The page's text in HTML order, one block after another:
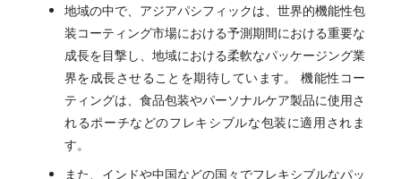
地域の中で、アジアパシフィックは、世界的機能性包
装コーティング市場における予測期間における重要な
成長を目撃し、地域における柔軟なパッケージング業
界を成長させることを期待しています。 機能性コー
ティングは、食品包装やパーソナルケア製品に使用さ
れるポーチなどのフレキシブルな包装に適用されま
す。
また、インドや中国などの国々でフレキシブルなパッ